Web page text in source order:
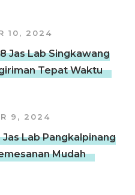
10, 2024
Jas Lab Singkawang
Tepat Waktu
9, 2024
Jas Lab Pangkalpinang
Mudah